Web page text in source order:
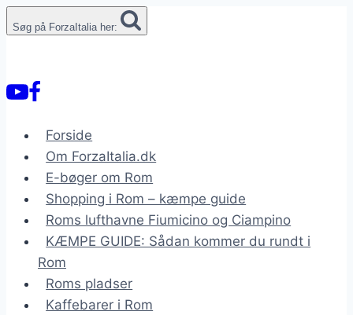
til
Søg på ForzaItalia her:
Forside
Om ForzaItalia.dk
E-bøger om Rom
Shopping i Rom – kæmpe guide
Roms lufthavne Fiumicino og Ciampino
KÆMPE GUIDE: Sådan kommer du rundt i
Rom
Roms pladser
Kaffebarer i Rom